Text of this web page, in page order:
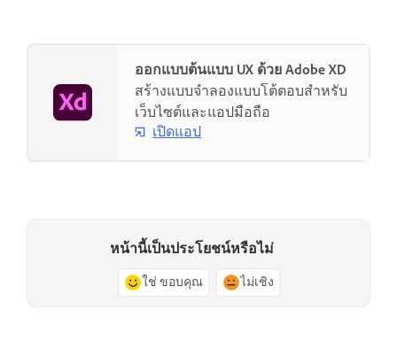
ออกแบบต้นแบบ UX ด้วย Adobe XD
สร้างแบบจำลองแบบโต้ตอบสำหรับ
เว็บไซต์และแอปมือถือ
เปิดแอป
หน้านี้เป็นประโยชน์หรือไม่
ใช่ ขอบคุณ ไม่เชิง